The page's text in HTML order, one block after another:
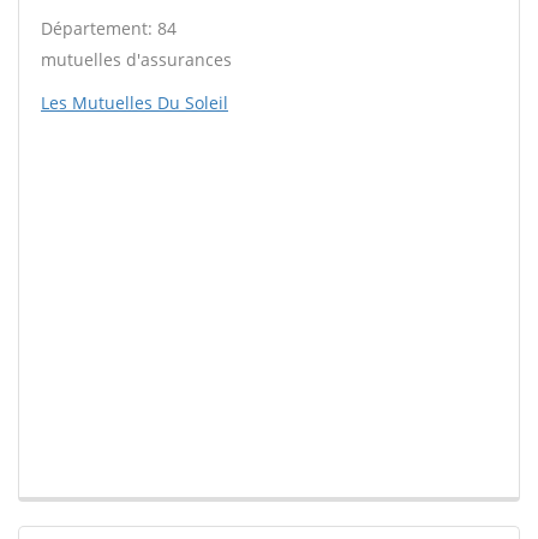
Département: 84
mutuelles d'assurances
Les Mutuelles Du Soleil